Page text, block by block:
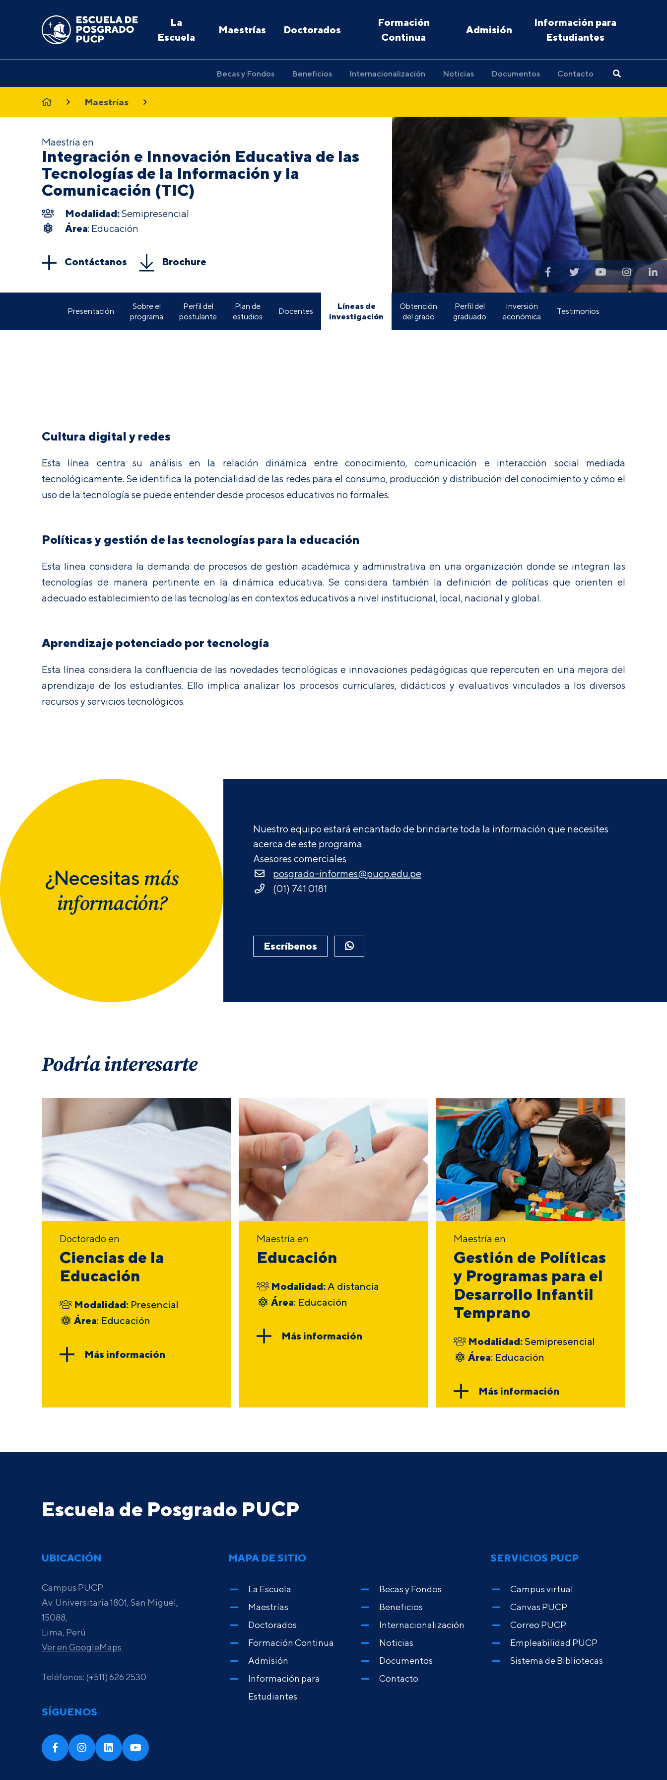
La
Escuela
Maestrías Doctorados
Formación
Continua
Admisión
Información para
Estudiantes
Becas y Fondos Beneficios Internacionalización Noticias Documentos Contacto
Maestrías
Maestría en
Integración e Innovación Educativa de las
Tecnologías de la Información y la
Comunicación (TIC)
Modalidad:Semipresencial
Área: Educación
Contáctanos Brochure
Presentación
Sobre el
programa
Perfil del
postulante
Plan de
estudios
Docentes
Líneas de
investigación
Obtención
del grado
Perfil del
graduado
Inversión
económica
Testimonios
Cultura digital y redes
Esta línea centra su análisis en la relación dinámica entre conocimiento, comunicación e interacción social mediada
tecnológicamente. Se identifica la potencialidad de las redes para el consumo, producción y distribución del conocimiento y cómo el
uso de la tecnología se puede entender desde procesos educativos no formales.
Políticas y gestión de las tecnologías para la educación
Esta línea considera la demanda de procesos de gestión académica y administrativa en una organización donde se integran las
tecnologías de manera pertinente en la dinámica educativa. Se considera también la definición de políticas que orienten el
adecuado establecimiento de las tecnologías en contextos educativos a nivel institucional, local, nacional y global.
Aprendizaje potenciado por tecnología
Esta línea considera la confluencia de las novedades tecnológicas e innovaciones pedagógicas que repercuten en una mejora del
aprendizaje de los estudiantes. Ello implica analizar los procesos curriculares, didácticos y evaluativos vinculados a los diversos
recursos y servicios tecnológicos.
¿Necesitas más
información?
Nuestro equipo estará encantado de brindarte toda la información que necesites
acerca de este programa.
Asesores comerciales
posgrado-informes@pucp.edu.pe
(01) 741 0181
Escríbenos
Podría interesarte
Doctorado en
Ciencias de la
Educación
Modalidad: Presencial
Área: Educación
Más información
Maestría en
Educación
Modalidad:A distancia
Área: Educación
Más información
Maestría en
Gestión de Políticas
y Programas para el
Desarrollo Infantil
Temprano
Modalidad:Semipresencial
Área: Educación
Más información
Escuela de Posgrado PUCP
UBICACIÓN
Campus PUCP
Av. Universitaria 1801, San Miguel,
15088,
Lima, Perú
Ver en GoogleMaps
Teléfonos: (+511) 626 2530
SÍGUENOS
MAPA DE SITIO
La Escuela
Maestrías
Doctorados
Formación Continua
Admisión
Información para
Estudiantes
Becas y Fondos
Beneficios
Internacionalización
Noticias
Documentos
Contacto
SERVICIOS PUCP
Campus virtual
Canvas PUCP
Correo PUCP
Empleabilidad PUCP
Sistema de Bibliotecas